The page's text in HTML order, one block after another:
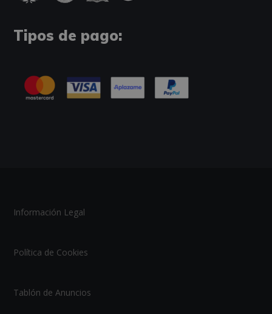
Tipos de pago:
Información Legal
Política de Cookies
Tablón de Anuncios